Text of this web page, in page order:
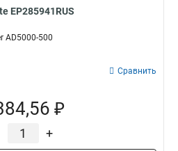
EP285941RUS
AD5000-500
Сравнить
₽
+